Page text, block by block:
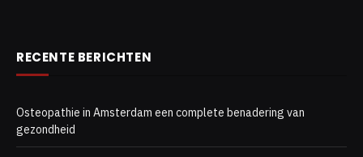
RECENTE BERICHTEN
Osteopathie in Amsterdam een complete benadering van
gezondheid